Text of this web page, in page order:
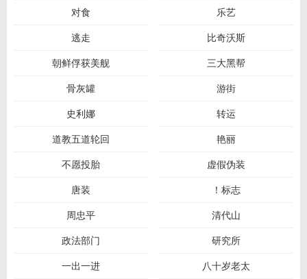
对食
乐艺
逃走
比奇沃斯
朝鲜俘获美舰
三大黑帮
骨灰罐
游街
史利娜
转运
道教五道轮回
艳丽
不愿投胎
虚假伪装
唐装
！标志
周忠平
清代山
政法部门
研究所
一出一进
八十岁老太